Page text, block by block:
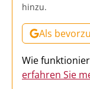
hinzu.
Als
Wie
erfahren Sie